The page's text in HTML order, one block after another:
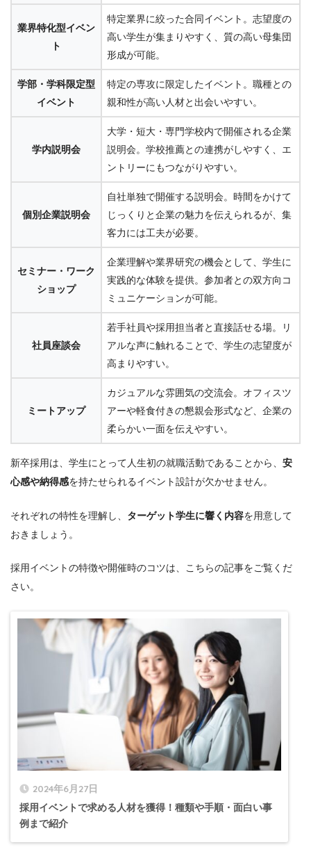
業界特化型イベン
ト
特定業界に絞った合同イベント。志望度の
高い学生が集まりやすく、質の高い母集団
形成が可能。
学部・学科限定型
イベント
特定の専攻に限定したイベント。職種との
親和性が高い人材と出会いやすい。
学内説明会
大学・短大・専門学校内で開催される企業
説明会。学校推薦との連携がしやすく、エ
ントリーにもつながりやすい。
個別企業説明会
自社単独で開催する説明会。時間をかけて
じっくりと企業の魅力を伝えられるが、集
客力には工夫が必要。
セミナー・ワーク
ショップ
企業理解や業界研究の機会として、学生に
実践的な体験を提供。参加者との双方向コ
ミュニケーションが可能。
社員座談会
若手社員や採用担当者と直接話せる場。リ
アルな声に触れることで、学生の志望度が
高まりやすい。
ミートアップ
カジュアルな雰囲気の交流会。オフィスツ
アーや軽食付きの懇親会形式など、企業の
柔らかい一面を伝えやすい。
新卒採用は、学生にとって人生初の就職活動であることから、 安
心感や納得感を持たせられるイベント設計が欠かせません。
それぞれの特性を理解し、 ターゲット学生に響く内容を用意して
おきましょう。
採用イベントの特徴や開催時のコツは、こちらの記事をご覧くだ
さい。
2024年6月27日
採用イベントで求める人材を獲得！種類や手順・面白い事
例まで紹介